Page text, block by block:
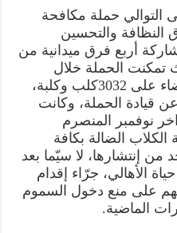
التوالي حملة مكافحة
النظافة والتحسين
أربع فرق ميدانية من
تمكنت الحملة خلال
الاسبوعين الماضيين من القضاء على 3032كلب وكلبة،
قيادة الحملة، وكانت
نوفمبر المنصرم
الضالة بكافة
من إنتشارها، لا سيّما بعد
الأهالي، جرّاء إقدام
على منع دخول السموم
الماضية.